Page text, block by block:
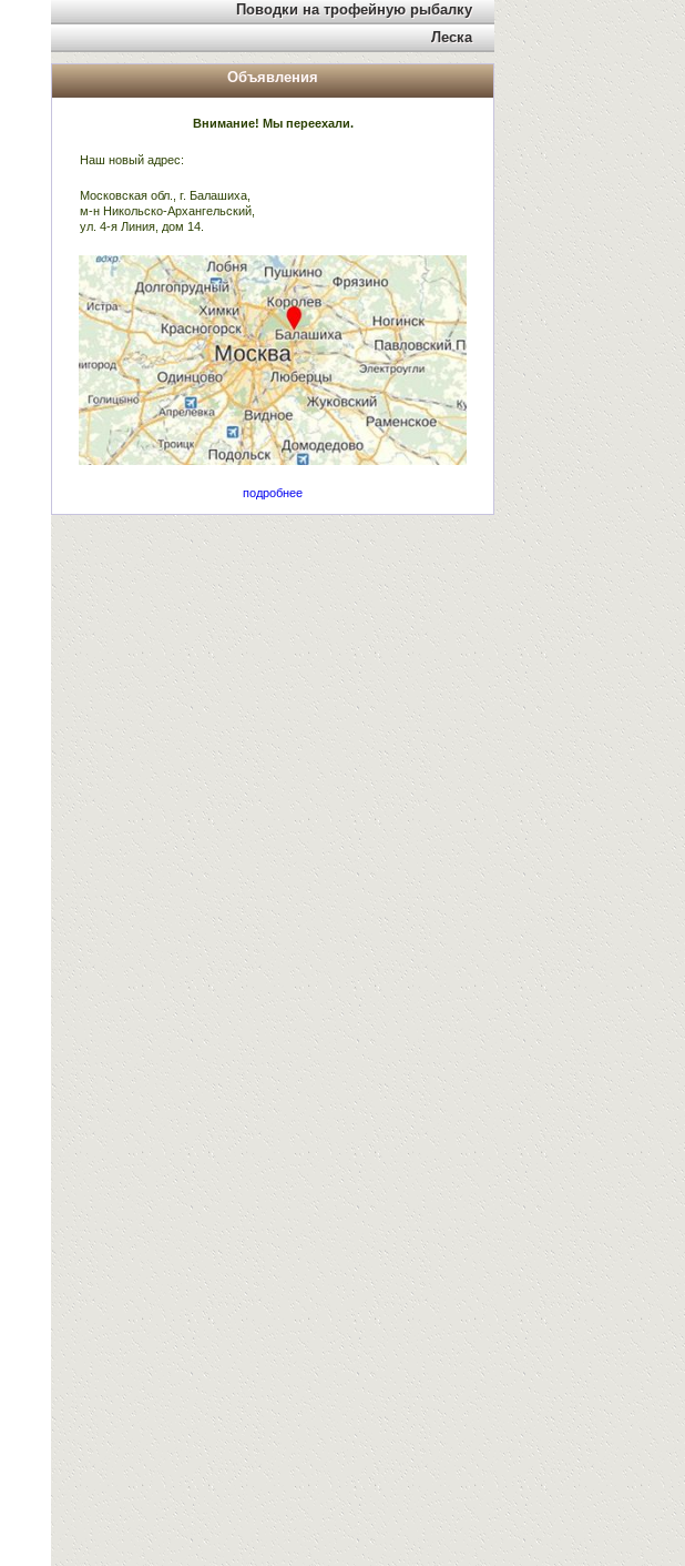
Поводки на трофейную рыбалку
Леска
Объявления
Внимание! Мы переехали.
Наш новый адрес:
Московская обл., г. Балашиха,
м-н Никольско-Архангельский,
ул. 4-я Линия, дом 14.
подробнее